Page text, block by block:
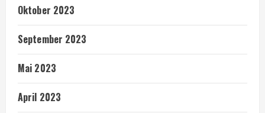
Oktober 2023
September 2023
Mai 2023
April 2023